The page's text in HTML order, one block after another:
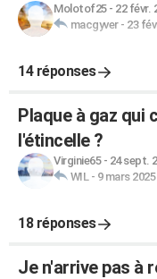
Molotof25- 22 févr.
macgyver- 23
14 réponses
Plaque à gaz qui
l'étincelle ?
Virginie65- 24 sept.
WIL- 9 mars
18 réponses
Je n'arrive pas à